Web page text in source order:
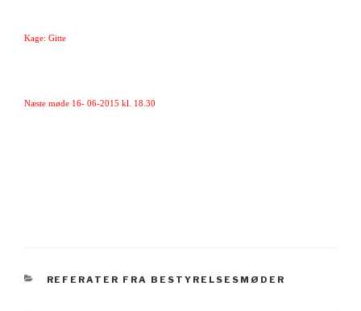
Kage: Gitte
Næste møde 16- 06-2015 kl. 18.30
KATEGORIER
REFERATER FRA BESTYRELSESMØDER